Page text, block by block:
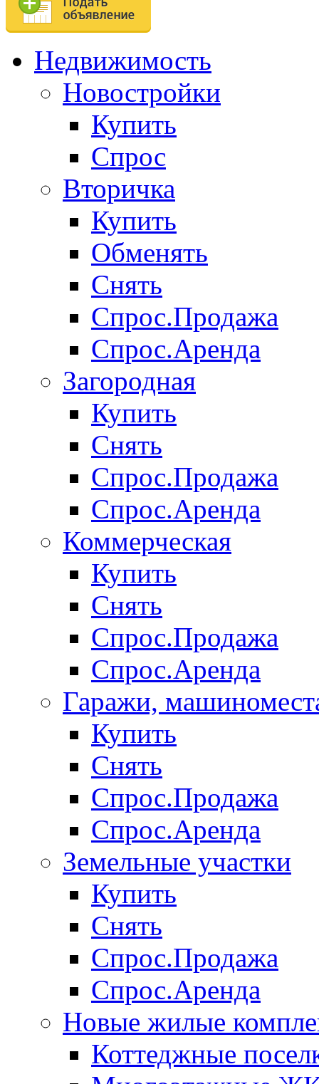
Недвижимость
Новостройки
Купить
Спрос
Вторичка
Купить
Обменять
Снять
Спрос.Продажа
Спрос.Аренда
Загородная
Купить
Снять
Спрос.Продажа
Спрос.Аренда
Коммерческая
Купить
Снять
Спрос.Продажа
Спрос.Аренда
Гаражи,
Купить
Снять
Спрос.Продажа
Спрос.Аренда
Земельные участки
Купить
Снять
Спрос.Продажа
Спрос.Аренда
Новые жилые
Коттеджные